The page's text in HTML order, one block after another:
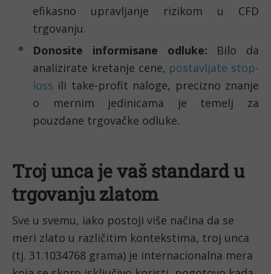
efikasno upravljanje rizikom u CFD
trgovanju.
Donosite informisane odluke: Bilo da
analizirate kretanje cene, postavljate stop-
loss ili take-profit naloge, precizno znanje
o mernim jedinicama je temelj za
pouzdane trgovačke odluke.
Troj unca je vaš standard u
trgovanju zlatom
Sve u svemu, iako postoji više načina da se
meri zlato u različitim kontekstima, troj unca
(tj. 31.1034768 grama) je internacionalna mera